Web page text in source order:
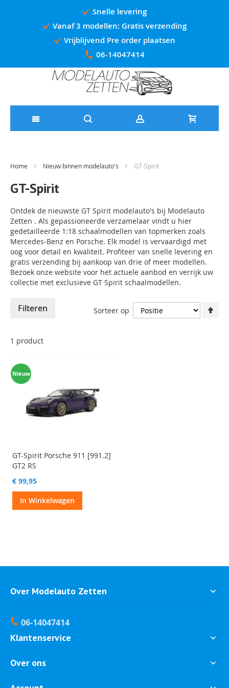
Snelle levering
Vanaf 3 modellen: Gratis verzending
Vrijblijvend Pre order plaatsen
06-14047414
de
Home Nieuw binnen modelauto's GT-Spirit
GT-Spirit
​Ontdek de nieuwste GT Spirit modelauto's bij Modelauto
Zetten . Als gepassioneerde verzamelaar vindt u hier
gedetailleerde 1:18 schaalmodellen van topmerken zoals
Mercedes-Benz en Porsche. Elk model is vervaardigd met
oog voor detail en kwaliteit. Profiteer van snelle levering en
gratis verzending bij aankoop van drie of meer modellen.
Bezoek onze website voor het actuele aanbod en verrijk uw
collectie met exclusieve GT Spirit schaalmodellen.​
1 product
Sorteer op
Nieuw
GT-Spirit Porsche 911 [991.2]
GT2 RS
€ 99,95
In Winkelwagen
Filteren
Over Modelauto Zetten
06-14047414
Klantenservice
Over ons